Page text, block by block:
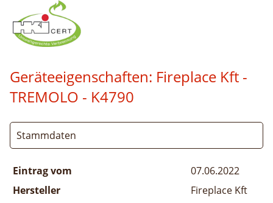
Geräteeigenschaften: Fireplace Kft -
TREMOLO - K4790
Stammdaten
Eintrag vom
07.06.2022
Hersteller
Fireplace Kft